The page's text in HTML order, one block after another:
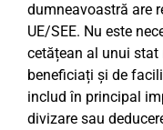
dumneavoastră are
UE/SEE. Nu este
cetățean al unui stat
beneficiați și de
includ în principal
divizare sau